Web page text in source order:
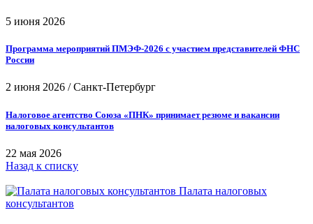
5 июня 2026
Программа мероприятий ПМЭФ-2026 с участием представителей ФНС
России
2 июня 2026 /Санкт-Петербург
Налоговое агентство Союза «ПНК» принимает резюме и вакансии
налоговых консультантов
22 мая 2026
Назад к списку
Палата налоговых
консультантов